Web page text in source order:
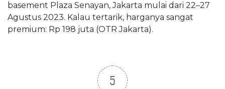
basement Plaza Senayan, Jakarta mulai dari 22–27
Agustus 2023. Kalau tertarik, harganya sangat
premium: Rp 198 juta (OTR Jakarta).
5